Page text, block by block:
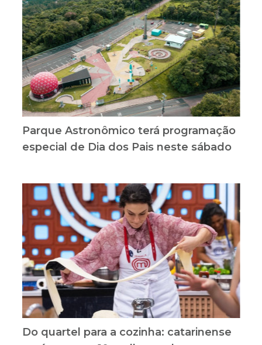
Parque Astronômico terá programação
especial de Dia dos Pais neste sábado
Do quartel para a cozinha: catarinense